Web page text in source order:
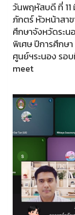
วันพฤหัสบดี ที่
ภักตร์ หัวหน้าสา
ศึกษาจังหวัดระ
พิเศษ ปีการศึกษ
ศูนย์ฯระนอง รอ
meet